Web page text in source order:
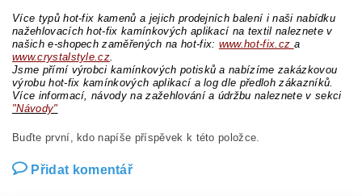
Více typů hot-fix kamenů a jejich prodejních balení i naši nabídku
nažehlovacích hot-fix kamínkových aplikací na textil naleznete v
našich e-shopech zaměřených na hot-fix: www.hot-fix.cz a
www.crystalstyle.cz.
Jsme přímí výrobci kamínkových potisků a nabízíme zakázkovou
výrobu hot-fix kamínkových aplikací a log dle předloh zákazníků.
Více informací, návody na zažehlování a údržbu naleznete v sekci
"Návody"
Buďte první, kdo napíše příspěvek k této položce.
Přidat komentář